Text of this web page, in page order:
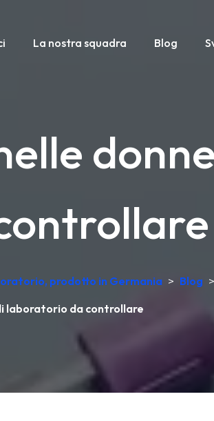
La nostra squadra Blog
prodotto in Germania > Blog >
laboratorio da controllare